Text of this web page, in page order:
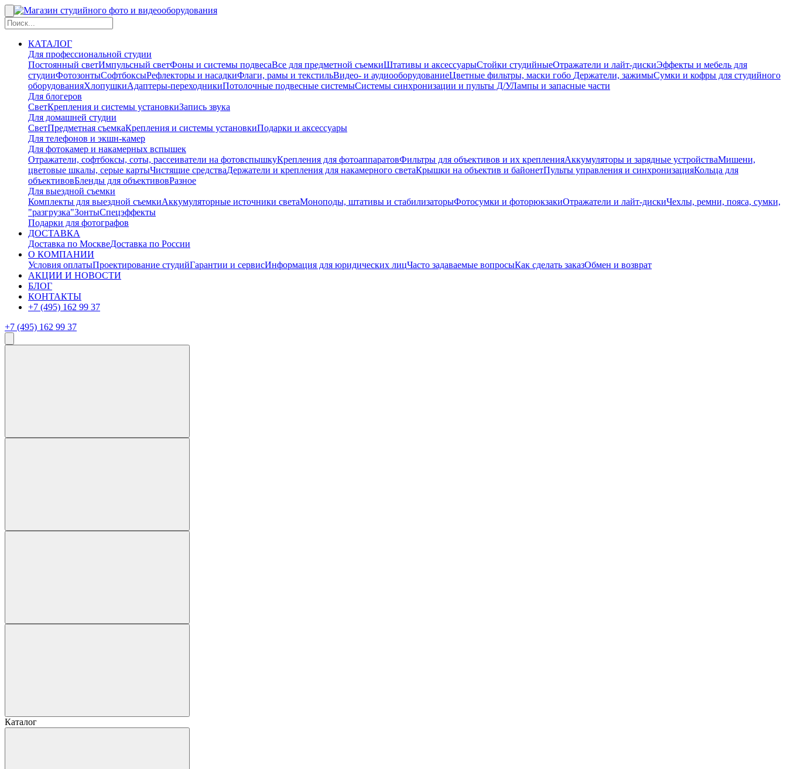
КАТАЛОГ
Для профессиональной студии
Постоянный светИмпульсный светФоны и системы подвесаВсе для предметной съемкиШтативы и аксессуарыСтойки студийныеОтражатели и лайт-дискиЭффекты и мебель для
студииФотозонтыСофтбоксыРефлекторы и насадкиФлаги, рамы и текстильВидео- и аудиооборудованиеЦветные фильтры, маски гобо Держатели, зажимыСумки и кофры для студийного
оборудованияХлопушкиАдаптеры-переходникиПотолочные подвесные системыСистемы синхронизации и пульты Д/УЛампы и запасные части
Для блогеров
СветКрепления и системы установкиЗапись звука
Для домашней студии
СветПредметная съемкаКрепления и системы установкиПодарки и аксессуары
Для телефонов и экшн-камер
Для фотокамер и накамерных вспышек
Отражатели, софтбоксы, соты, рассеиватели на фотовспышкуКрепления для фотоаппаратовФильтры для объективов и их крепленияАккумуляторы и зарядные устройстваМишени,
цветовые шкалы, серые картыЧистящие средстваДержатели и крепления для накамерного светаКрышки на объектив и байонетПульты управления и синхронизацияКольца для
объективовБленды для объективовРазное
Для выездной съемки
Комплекты для выездной съемкиАккумуляторные источники светаМоноподы, штативы и стабилизаторыФотосумки и фоторюкзакиОтражатели и лайт-дискиЧехлы, ремни, пояса, сумки,
"разгрузка"ЗонтыСпецэффекты
Подарки для фотографов
ДОСТАВКА
Доставка по МосквеДоставка по России
О КОМПАНИИ
Условия оплатыПроектирование студийГарантии и сервисИнформация для юридических лицЧасто задаваемые вопросыКак сделать заказОбмен и возврат
АКЦИИ И НОВОСТИ
БЛОГ
КОНТАКТЫ
+7 (495) 162 99 37
+7 (495) 162 99 37
Каталог